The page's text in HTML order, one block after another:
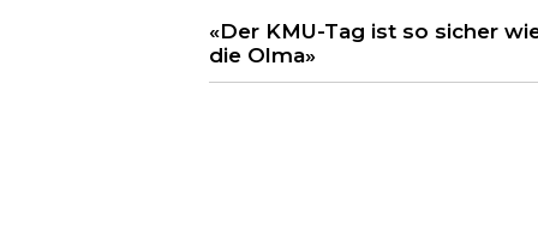
«Der KMU-Tag ist so sicher
die Olma»